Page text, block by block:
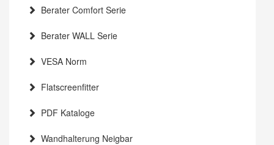
Berater Comfort Serie
Berater WALL Serie
VESA Norm
Flatscreenfitter
PDF Kataloge
Wandhalterung Neigbar